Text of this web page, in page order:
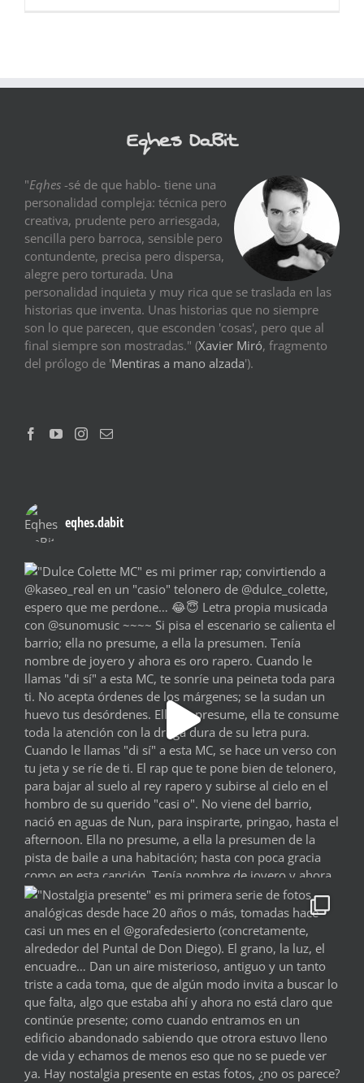
Eqhes DaBit
"Eqhes -sé de que hablo- tiene una
personalidad compleja: técnica pero
creativa, prudente pero arriesgada,
sencilla pero barroca, sensible pero
contundente, precisa pero dispersa,
alegre pero torturada. Una
personalidad inquieta y muy rica que se traslada en las
historias que inventa. Unas historias que no siempre
son lo que parecen, que esconden 'cosas', pero que al
final siempre son mostradas." (Xavier Miró, fragmento
del prólogo de 'Mentiras a mano alzada').
eqhes.dabit